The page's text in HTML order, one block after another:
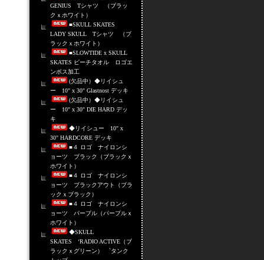
GENIUS Tシャツ （ブラッ
クｘホワイト）
■SKULL SKATES
LADY SKULL Tシャツ （ブ
ラックｘホワイト）
■SLOWTIDE x SKULL
SKATES ビーチタオル ロゴエ
ンボス加工
(欠品中）◆リイシュ
ー 10" x 30" Glastnost デッキ
(欠品中）◆リイシュ
ー 10" x 30" DIE HARD デッ
キ
◆リイシュー 10" x
30" HARDCORE デッキ
■４ ロゴ ナイロンシ
ョーツ ブラック（ブラックｘ
ホワイト）
■４ ロゴ ナイロンシ
ョーツ ブラックアウト（ブラ
ックｘブラック）
■４ ロゴ ナイロンシ
ョーツ パープル（パープルｘ
ホワイト）
◆SKULL
SKATES ‘RADIO ACTIVE（ブ
ラックｘグリーン） `タンク